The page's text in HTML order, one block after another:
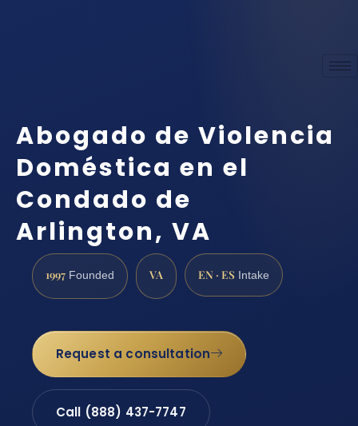
Abogado de Violencia
Doméstica en el
Condado de
Arlington, VA
1997 Founded VA EN · ES Intake
Request a consultation
Call (888) 437-7747